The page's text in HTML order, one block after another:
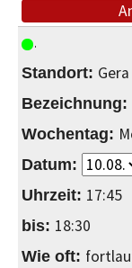
Gera
17:45
18:30